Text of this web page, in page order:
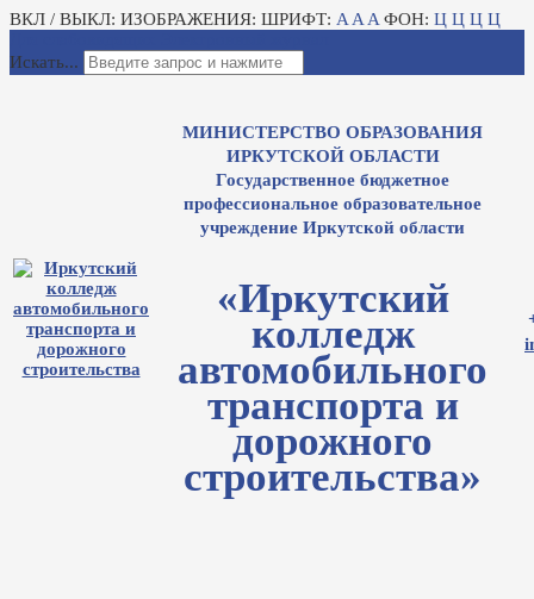
ВКЛ / ВЫКЛ: ИЗОБРАЖЕНИЯ: ШРИФТ: A A A ФОН: Ц Ц Ц Ц
Искать...
МИНИСТЕРСТВО ОБРАЗОВАНИЯ
ИРКУТСКОЙ ОБЛАСТИ
Государственное бюджетное
профессиональное образовательное
учреждение Иркутской области
«Иркутский
колледж
автомобильного
транспорта и
дорожного
строительства»